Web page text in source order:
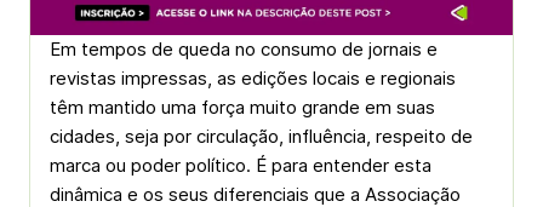
Em tempos de queda no consumo de jornais e
revistas impressas, as edições locais e regionais
têm mantido uma força muito grande em suas
cidades, seja por circulação, influência, respeito de
marca ou poder político. É para entender esta
dinâmica e os seus diferenciais que a Associação